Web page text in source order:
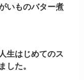
いものバター煮
生はじめてのス
した。